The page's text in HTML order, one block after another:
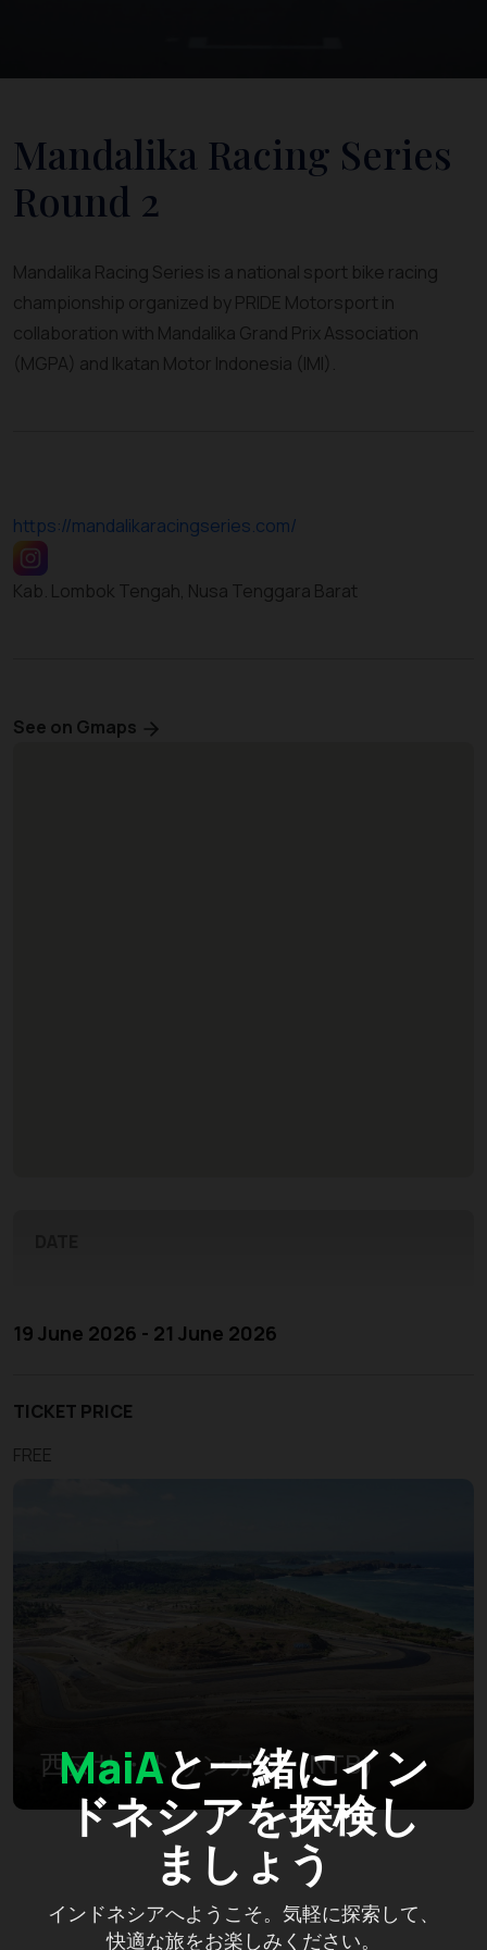
MaiAと一緒にイン
ドネシアを探検し
ましょう
インドネシアへようこそ。気軽に探索して、
快適な旅をお楽しみください。
Mandalika Racing Series
Round 2
Mandalika Racing Series is a national sport bike racing
championship organized by PRIDE Motorsport in
collaboration with Mandalika Grand Prix Association
(MGPA) and Ikatan Motor Indonesia (IMI).
https://mandalikaracingseries.com/
Kab. Lombok Tengah, Nusa Tenggara Barat
See on Gmaps
19 June 2026 - 21 June 2026
TICKET PRICE
FREE
西ヌサ・トゥンガラ（NTB）